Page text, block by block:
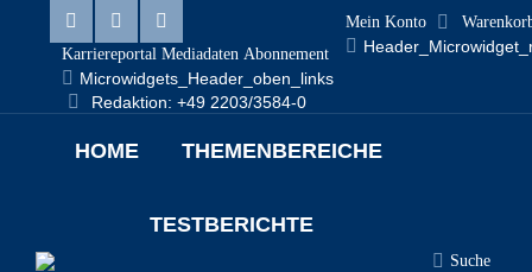
Karriereportal Mediadaten Abonnement
Microwidgets_Header_oben_links
Redaktion: +49 2203/3584-0
Mein Konto
HOME THEMENBEREICHE
TESTBERICHTE
Suche